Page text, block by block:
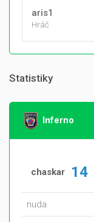
aris1
Hráč
Statistiky
Inferno
chaskar 14
nuda